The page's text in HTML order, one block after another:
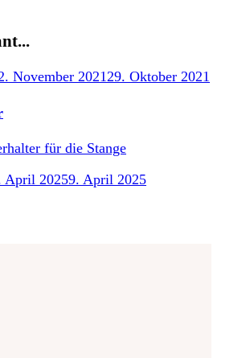
November 2021 29. Oktober 2021
April 20259. April 2025